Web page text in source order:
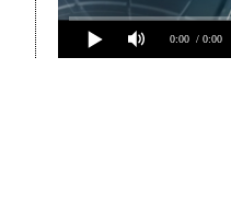
0:00 / 0:00